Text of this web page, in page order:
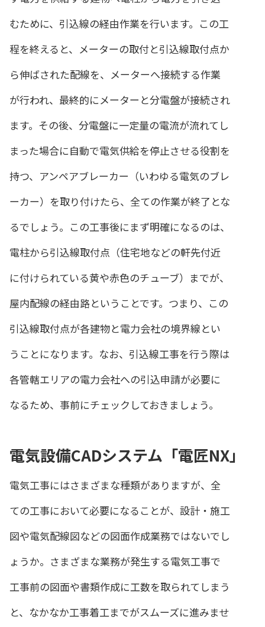
むために、引込線の経由作業を行います。この工
程を終えると、メーターの取付と引込線取付点か
ら伸ばされた配線を、メーターへ接続する作業
が行われ、最終的にメーターと分電盤が接続され
ます。その後、分電盤に一定量の電流が流れてし
まった場合に自動で電気供給を停止させる役割を
持つ、アンペアブレーカー（いわゆる電気のブレ
ーカー）を取り付けたら、全ての作業が終了とな
るでしょう。この工事後にまず明確になるのは、
電柱から引込線取付点（住宅地などの軒先付近
に付けられている黄や赤色のチューブ）までが、
屋内配線の経由路ということです。つまり、この
引込線取付点が各建物と電力会社の境界線とい
うことになります。なお、引込線工事を行う際は
各管轄エリアの電力会社への引込申請が必要に
なるため、事前にチェックしておきましょう。
電気設備CADシステム「電匠NX」
電気工事にはさまざまな種類がありますが、全
ての工事において必要になることが、設計・施工
図や電気配線図などの図面作成業務ではないでし
ょうか。さまざまな業務が発生する電気工事で
工事前の図面や書類作成に工数を取られてしまう
と、なかなか工事着工までがスムーズに進みませ